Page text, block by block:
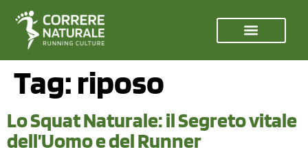
Tag:riposo
Lo Squat Naturale: il Segreto vitale
dell’Uomo e del Runner